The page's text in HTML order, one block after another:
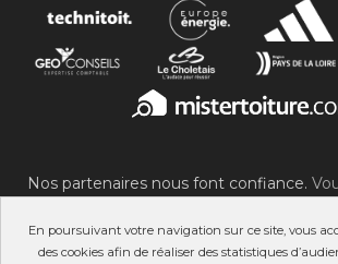
En poursuivant votre navigation sur ce site, vous
des cookies afin de réaliser des statistiques
Nos partenaires nous font confiance.